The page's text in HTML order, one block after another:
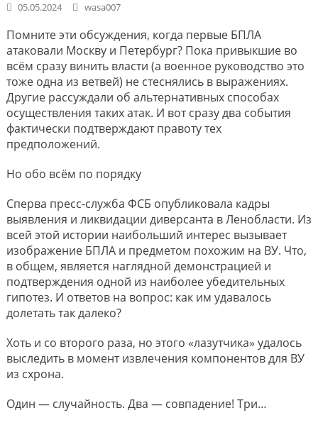
05.05.2024 wasa007
Помните эти обсуждения, когда первые БПЛА
атаковали Москву и Петербург? Пока привыкшие во
всëм сразу винить власти (а военное руководство это
тоже одна из ветвей) не стеснялись в выражениях.
Другие рассуждали об альтернативных способах
осуществления таких атак. И вот сразу два события
фактически подтверждают правоту тех
предположений.
Но обо всëм по порядку
Сперва пресс-служба ФСБ опубликовала кадры
выявления и ликвидации диверсанта в Ленобласти. Из
всей этой истории наибольший интерес вызывает
изображение БПЛА и предметом похожим на ВУ. Что,
в общем, является наглядной демонстрацией и
подтверждения одной из наиболее убедительных
гипотез. И ответов на вопрос: как им удавалось
долетать так далеко?
Хоть и со второго раза, но этого «лазутчика» удалось
выследить в момент извлечения компонентов для ВУ
из схрона.
Один — случайность. Два — совпадение! Три…